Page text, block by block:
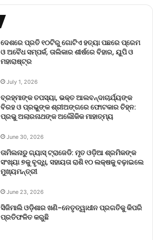
ଦେଶରେ ପ୍ରତି ୧୦ଟିରୁ ଗୋଟିଏ ହତ୍ୟା ପଛରେ ପ୍ରେମ
ଓ ଅବୈଧ ସମ୍ପର୍କ, ତାଲିକାର ଶୀର୍ଷରେ ବିହାର, ୟୁପି ଓ
ମହାରାଷ୍ଟ୍ର
July 1, 2026
ବ୍ରହ୍ମାଙ୍କ ତପସ୍ୟା, ଭକ୍ତ ଆଲବନ୍ଦାଚାର୍ଯ୍ୟଙ୍କ
ବିରହ ଓ ପ୍ରଭୁଙ୍କ ଶ୍ରୀଅଙ୍ଗରେ ଫୋଟକାର ଚିହ୍ନ:
ପ୍ରଭୁ ଅଲାରନାଥଙ୍କ ଅଲୌକିକ ମାହାତ୍ମ୍ୟ
June 30, 2026
ତାମିଲନାଡୁ ଗ୍ୟାସ୍ ଟ୍ରାଜେଡି: ମୃତ ଓଡ଼ିଆ ଶ୍ରମିକଙ୍କ
ସଂଖ୍ୟା ୭କୁ ବୃଦ୍ଧି, ସହାୟତା ରାଶି ୧୦ ଲକ୍ଷକୁ ବଢ଼ାଇଲେ
ମୁଖ୍ୟମନ୍ତ୍ରୀ
June 23, 2026
ସିଜିମାଲି ଓଡ଼ିଶାର ଖଣି-ନେତୃତ୍ୱାଧୀନ ପ୍ରଗତିକୁ କିପରି
ପ୍ରତିଫଳିତ କରୁଛି